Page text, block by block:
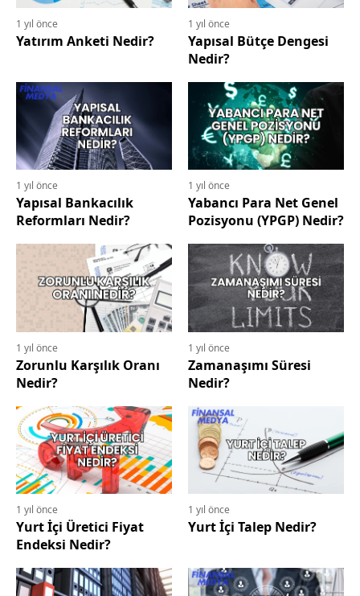
1 yıl önce
Yatırım Anketi Nedir?
1 yıl önce
Yapısal Bütçe Dengesi
Nedir?
1 yıl önce
Yapısal Bankacılık
Reformları Nedir?
1 yıl önce
Yabancı Para Net Genel
Pozisyonu (YPGP) Nedir?
1 yıl önce
Zorunlu Karşılık Oranı
Nedir?
1 yıl önce
Zamanaşımı Süresi
Nedir?
1 yıl önce
Yurt İçi Üretici Fiyat
Endeksi Nedir?
1 yıl önce
Yurt İçi Talep Nedir?